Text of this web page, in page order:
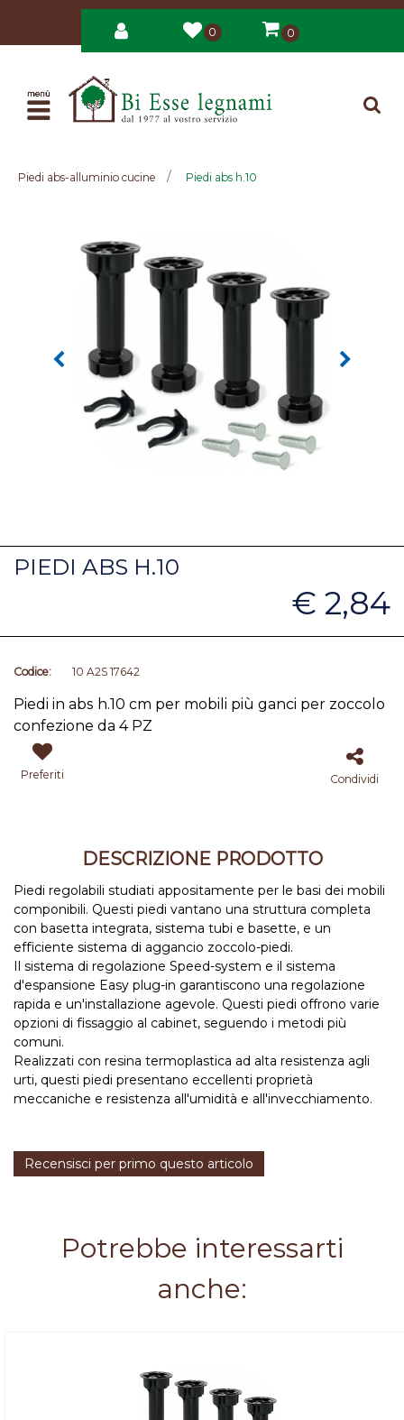
0 0
Open
Piedi abs-alluminio cucine Piedi abs h.10
PIEDI ABS H.10
€ 2,84
Codice: 10 A2S 17642
Piedi in abs h.10 cm per mobili più ganci per zoccolo
confezione da 4 PZ
Preferiti Condividi
DESCRIZIONE PRODOTTO
Piedi regolabili studiati appositamente per le basi dei mobili
componibili. Questi piedi vantano una struttura completa
con basetta integrata, sistema tubi e basette, e un
efficiente sistema di aggancio zoccolo-piedi.
Il sistema di regolazione Speed-system e il sistema
d'espansione Easy plug-in garantiscono una regolazione
rapida e un'installazione agevole. Questi piedi offrono varie
opzioni di fissaggio al cabinet, seguendo i metodi più
comuni.
Realizzati con resina termoplastica ad alta resistenza agli
urti, questi piedi presentano eccellenti proprietà
meccaniche e resistenza all'umidità e all'invecchiamento.
Recensisci per primo questo articolo
Potrebbe interessarti
anche: